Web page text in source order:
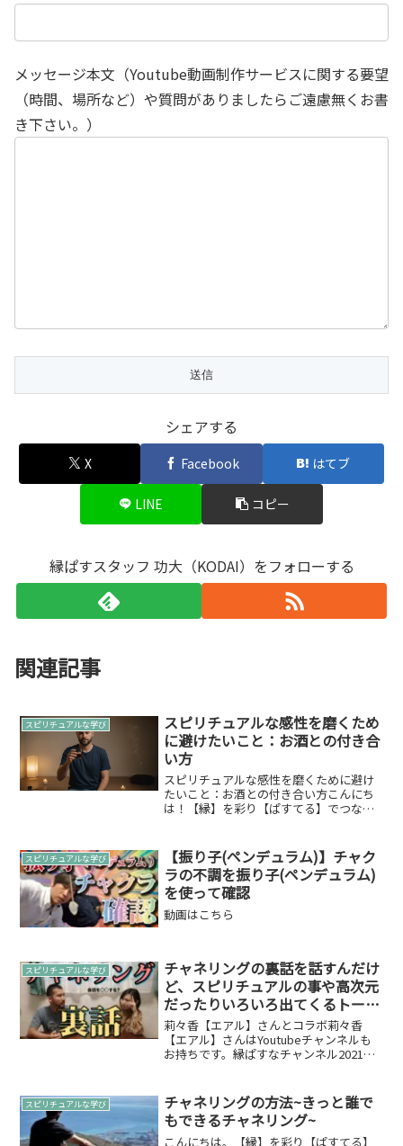
メッセージ本文（Youtube動画制作サービスに関する要望
（時間、場所など）や質問がありましたらご遠慮無くお書
き下さい。）
シェアする
X Facebook はてブ
LINE コピー
縁ぱすスタッフ 功大（KODAI）をフォローする
関連記事
スピリチュアルな学び
スピリチュアルな感性を磨くため
に避けたいこと：お酒との付き合
い方
スピリチュアルな感性を磨くために避け
たいこと：お酒との付き合い方こんにち
は！【縁】を彩り【ぱすてる】でつな
います。今回は、「スピリチュアルな感
性を磨くために避けたい...
スピリチュアルな学び
【振り子(ペンデュラム)】チャク
ラの不調を振り子(ペンデュラム)
を使って確認
動画はこちら
スピリチュアルな学び
チャネリングの裏話を話すんだけ
ど、スピリチュアルの事や高次元
だったりいろいろ出てくるトーク
ゲスト：エアルの莉々香（りり
か）さん
莉々香【エアル】さんとコラボ莉々香
【エアル】さんはYoutubeチャンネルも
お持ちです。縁ぱすなチャンネル2021年
スピリチュアルな学び
チャネリングの方法~きっと誰で
もできるチャネリング~
こんにちは。【縁】を彩り【ぱすてる】